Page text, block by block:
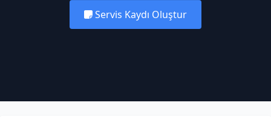
Servis Kaydı Oluştur